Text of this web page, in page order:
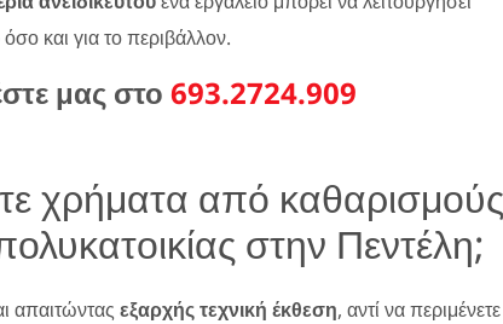
και για το περιβάλλον.
μας στο 693.2724.909
χρήματα από καθαρισμούς
στην Πεντέλη;
απαιτώντας εξαρχής τεχνική έκθεση, αντί να